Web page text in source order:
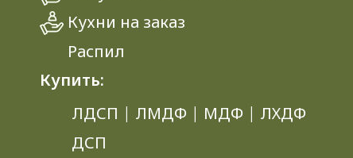
Кухни на заказ
Распил
Купить:
ЛДСП | ЛМДФ | МДФ | ЛХДФ
ДСП